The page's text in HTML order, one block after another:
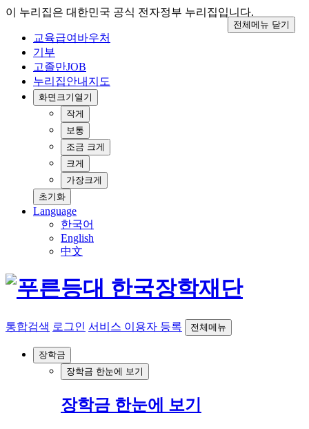
이 누리집은 대한민국 공식 전자정부 누리집입니다.
교육급여바우처
기부
고졸만JOB
누리집안내지도
화면크기 열기
작게
보통
조금 크게
크게
가장크게
초기화
Language
한국어
English
中文
통합검색 로그인 서비스 이용자 등록 전체메뉴
장학금
장학금 한눈에 보기
장학금 한눈에 보기
전체메뉴 닫기